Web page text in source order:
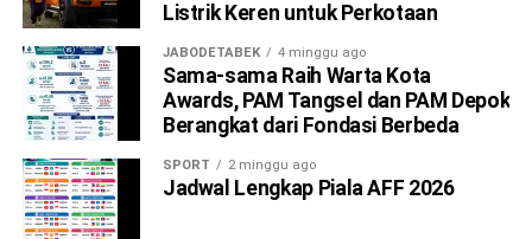
Listrik Keren untuk Perkotaan
JABODETABEK 4 minggu ago
Sama-sama Raih Warta Kota
Awards, PAM Tangsel dan PAM Depok
Berangkat dari Fondasi Berbeda
SPORT 2 minggu ago
Jadwal Lengkap Piala AFF 2026